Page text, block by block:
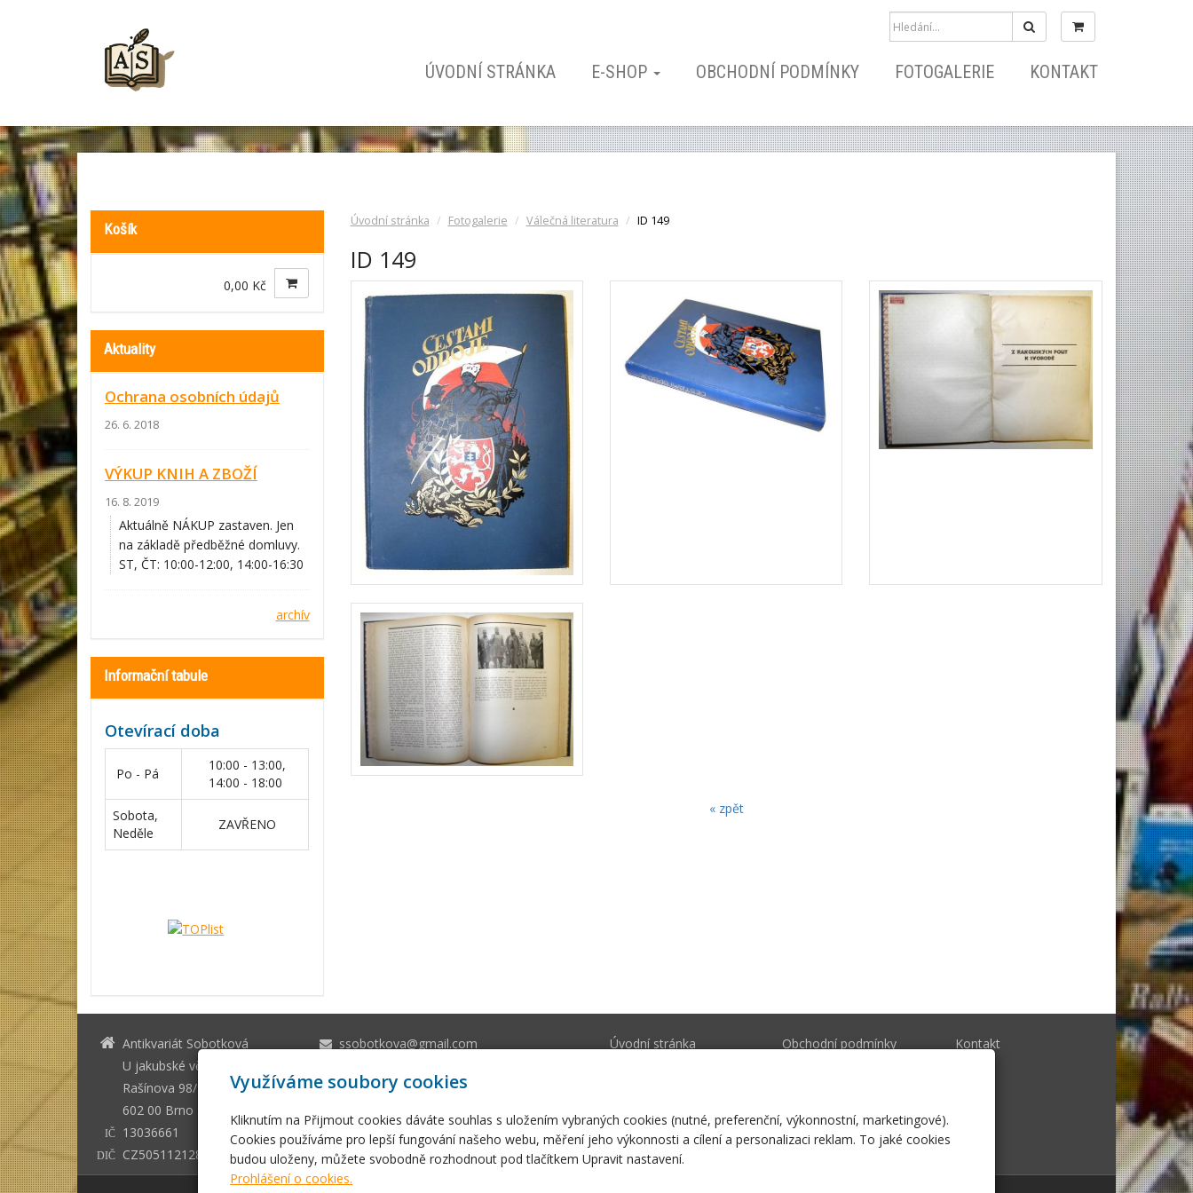
ÚVODNÍ STRÁNKA E-SHOP OBCHODNÍ PODMÍNKY FOTOGALERIE KONTAKT
Úvodní stránka Fotogalerie Válečná literatura ID 149
ID 149
« zpět
Košík
0,00 Kč
Aktuality
Ochrana osobních údajů
26. 6. 2018
VÝKUP KNIH A ZBOŽÍ
16. 8. 2019
Aktuálně NÁKUP zastaven. Jen
na základě předběžné domluvy.
ST, ČT: 10:00-12:00, 14:00-16:30
archív
Informační tabule
Otevírací doba
Po - Pá
10:00 - 13:00,
14:00 - 18:00
Sobota,
Neděle
ZAVŘENO
Antikvariát Sobotková
U jakubské věže Brno
Rašínova 98/1
602 00 Brno - město
IČ 13036661
DIČ CZ505112128
ssobotkova@gmail.com
Úvodní stránka
Obchodní podmínky
Kontakt
Využíváme soubory cookies
Kliknutím na Přijmout cookies dáváte souhlas s uložením vybraných cookies (nutné, preferenční, výkonnostní, marketingové).
Cookies používáme pro lepší fungování našeho webu, měření jeho výkonnosti a cílení a personalizaci reklam. To jaké cookies
budou uloženy, můžete svobodně rozhodnout pod tlačítkem Upravit nastavení.
Prohlášení o cookies.